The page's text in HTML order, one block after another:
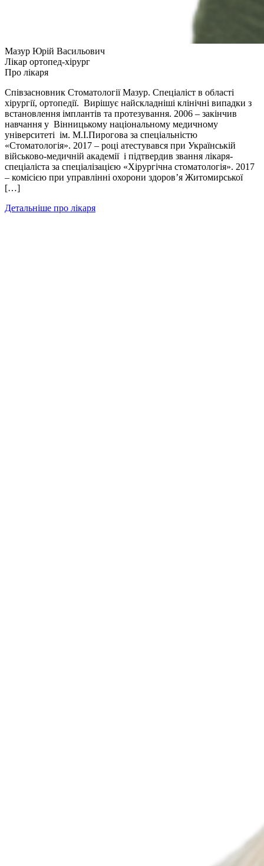
Мазур Юрій Васильович
Лікар ортопед-хірург
Про лікаря
Співзасновник Стоматології Мазур. Спеціаліст в області
хірургії, ортопедії. Вирішує найскладніші клінічні випадки з
встановлення імплантів та протезування. 2006 – закінчив
навчання у Вінницькому національному медичному
університеті ім. М.І.Пирогова за спеціальністю
«Стоматологія». 2017 – році атестувався при Українській
військово-медичній академії і підтвердив звання лікаря-
спеціаліста за спеціалізацією «Хірургічна стоматологія». 2017
– комісією при управлінні охорони здоров’я Житомирської
[…]
Детальніше про лікаря